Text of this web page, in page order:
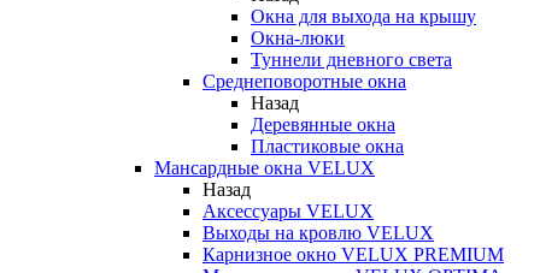
Окна для выхода на крышу
Окна-люки
Туннели дневного света
Среднеповоротные окна
Назад
Деревянные окна
Пластиковые окна
Мансардные окна VELUX
Назад
Аксессуары VELUX
Выходы на кровлю VELUX
Карнизное окно VELUX PREMIUM